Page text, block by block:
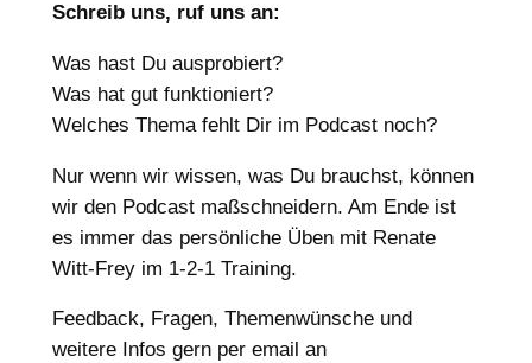
Schreib uns, ruf uns an:
Was hast Du ausprobiert?
Was hat gut funktioniert?
Welches Thema fehlt Dir im Podcast noch?
Nur wenn wir wissen, was Du brauchst, können
wir den Podcast maßschneidern. Am Ende ist
es immer das persönliche Üben mit Renate
Witt-Frey im 1-2-1 Training.
Feedback, Fragen, Themenwünsche und
weitere Infos gern per email an